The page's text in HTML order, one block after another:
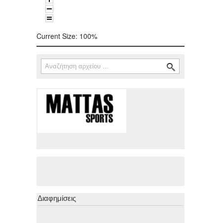
Current Size: 100%
Φόρμα αναζήτησης
Αναζήτηση
Διαφημίσεις